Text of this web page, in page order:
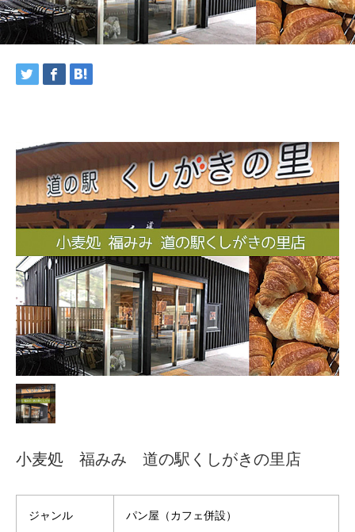
小麦処 福みみ 道の駅くしがきの里店
ジャンル パン屋（カフェ併設）